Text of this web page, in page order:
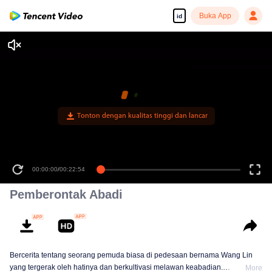
id Buka App
00:00:00/00:22:54
Pemberontak Abadi
Bercerita tentang seorang pemuda biasa di pedesaan bernama Wang Lin
yang tergerak oleh hatinya dan berkultivasi melawan keabadian.
More